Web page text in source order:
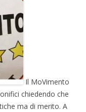
Il MoVimento
chiedendo che
ma di merito. A